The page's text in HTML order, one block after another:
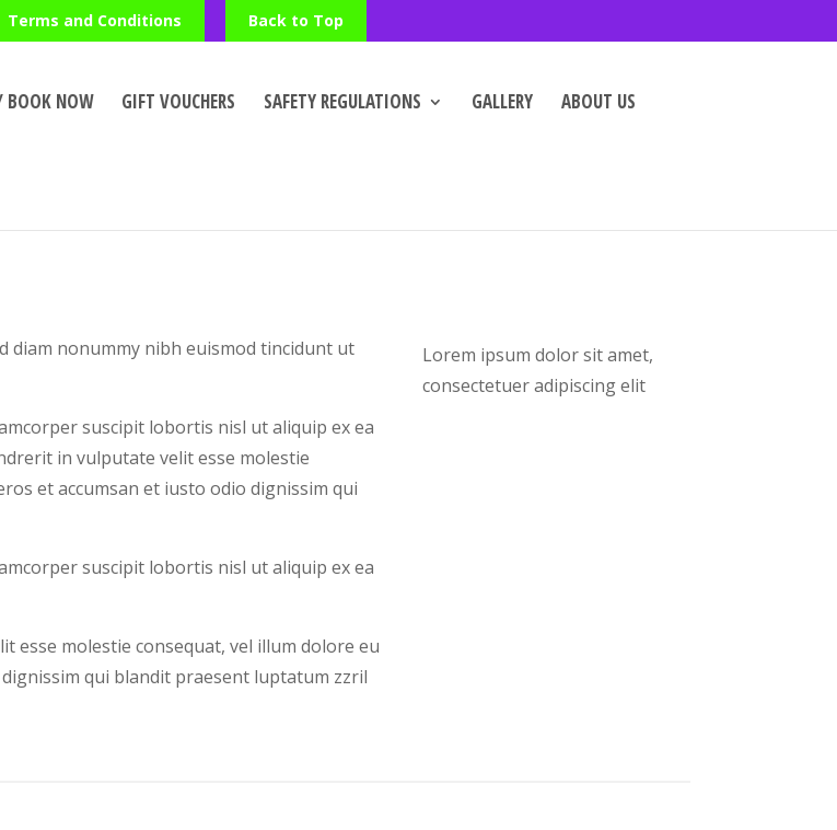
Terms and Conditions Back to Top
BOOK NOW GIFT VOUCHERS SAFETY REGULATIONS GALLERY ABOUT US
diam nonummy nibh euismod tincidunt ut
suscipit lobortis nisl ut aliquip ex ea
in vulputate velit esse molestie
et accumsan et iusto odio dignissim qui
suscipit lobortis nisl ut aliquip ex ea
esse molestie consequat, vel illum dolore eu
qui blandit praesent luptatum zzril
Lorem ipsum dolor sit amet,
consectetuer adipiscing elit